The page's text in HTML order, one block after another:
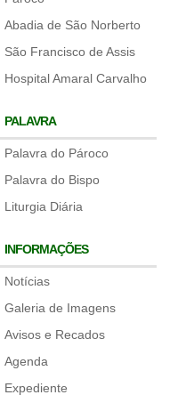
Abadia de São Norberto
São Francisco de Assis
Hospital Amaral Carvalho
PALAVRA
Palavra do Pároco
Palavra do Bispo
Liturgia Diária
INFORMAÇÕES
Notícias
Galeria de Imagens
Avisos e Recados
Agenda
Expediente